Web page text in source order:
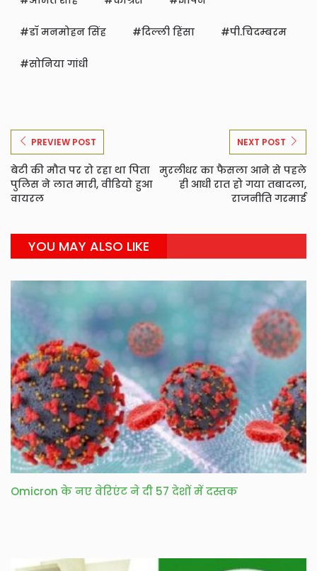
डॉ मनमोहन सिंह दिल्ली हिंसा पी.चिदम्बरम
सोनिया गांधी
PREVIEW POST
बेटी की मौत पर रो रहा था पिता
पुलिस ने लात मारी, वीडियो हुआ
वायरल
NEXT POST
मुरलीधर का फैसला आने से पहले
ही आधी रात हो गया तबादला,
राजनीति गरमाई
YOU MAY ALSO LIKE
Omicron के नए वेरिएंट ने दी 57 देशों में दस्तक